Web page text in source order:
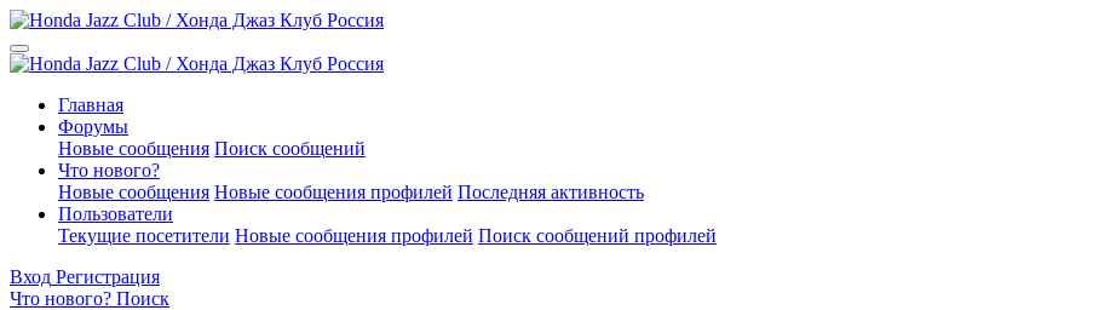
Главная
Форумы
Новые сообщения Поиск сообщений
Что нового?
Новые сообщения Новые сообщения профилей Последняя активность
Пользователи
Текущие посетители Новые сообщения профилей Поиск сообщений профилей
Вход Регистрация
Что нового? Поиск